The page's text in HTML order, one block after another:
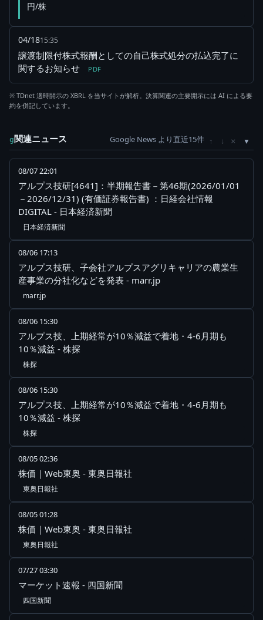
円/株
04/1815:35
譲渡制限付株式報酬としての自己株式処分の払込完了に
関するお知らせ
PDF
※ TDnet 適時開示の XBRL を当サイトが解析。決算関連の主要開示には AI による要
約を併記しています。
g関連ニュース Google News より直近15件 ↑ ↓ ×
08/07 22:01
アルプス技研[4641]：半期報告書－第46期(2026/01/01
－2026/12/31) (有価証券報告書) ：日経会社情報
DIGITAL - 日本経済新聞
日本経済新聞
08/06 17:13
アルプス技研、子会社アルプスアグリキャリアの農業生
産事業の分社化などを発表 - marr.jp
marr.jp
08/06 15:30
アルプス技、上期経常が10％減益で着地・4-6月期も
10％減益 - 株探
株探
08/06 15:30
アルプス技、上期経常が10％減益で着地・4-6月期も
10％減益 - 株探
株探
08/05 02:36
株価｜Web東奥 - 東奥日報社
東奥日報社
08/05 01:28
株価｜Web東奥 - 東奥日報社
東奥日報社
07/27 03:30
マーケット速報 - 四国新聞
四国新聞